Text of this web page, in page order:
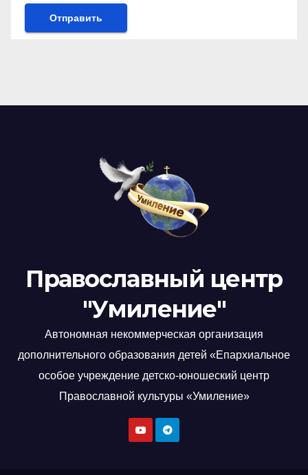
Православный центр
"Умиление"
Автономная некоммерческая организация
дополнительного образования детей «Епархиальное
особое учреждение детско-юношеский центр
Православной культуры «Умиление»